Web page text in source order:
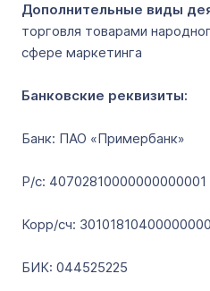
Дополнительные виды
торговля товарами
сфере маркетинга
Банковские реквизиты:
Банк: ПАО «Примербанк»
Р/с: 40702810000000000001
Корр/сч:
БИК: 044525225